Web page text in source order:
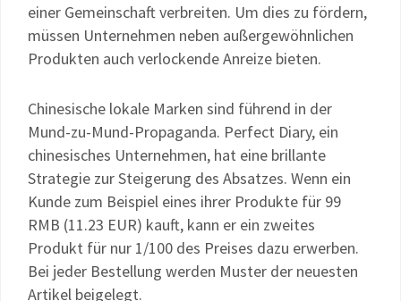
einer Gemeinschaft verbreiten. Um dies zu fördern,
müssen Unternehmen neben außergewöhnlichen
Produkten auch verlockende Anreize bieten.
Chinesische lokale Marken sind führend in der
Mund-zu-Mund-Propaganda. Perfect Diary, ein
chinesisches Unternehmen, hat eine brillante
Strategie zur Steigerung des Absatzes. Wenn ein
Kunde zum Beispiel eines ihrer Produkte für 99
RMB (11.23 EUR) kauft, kann er ein zweites
Produkt für nur 1/100 des Preises dazu erwerben.
Bei jeder Bestellung werden Muster der neuesten
Artikel beigelegt.